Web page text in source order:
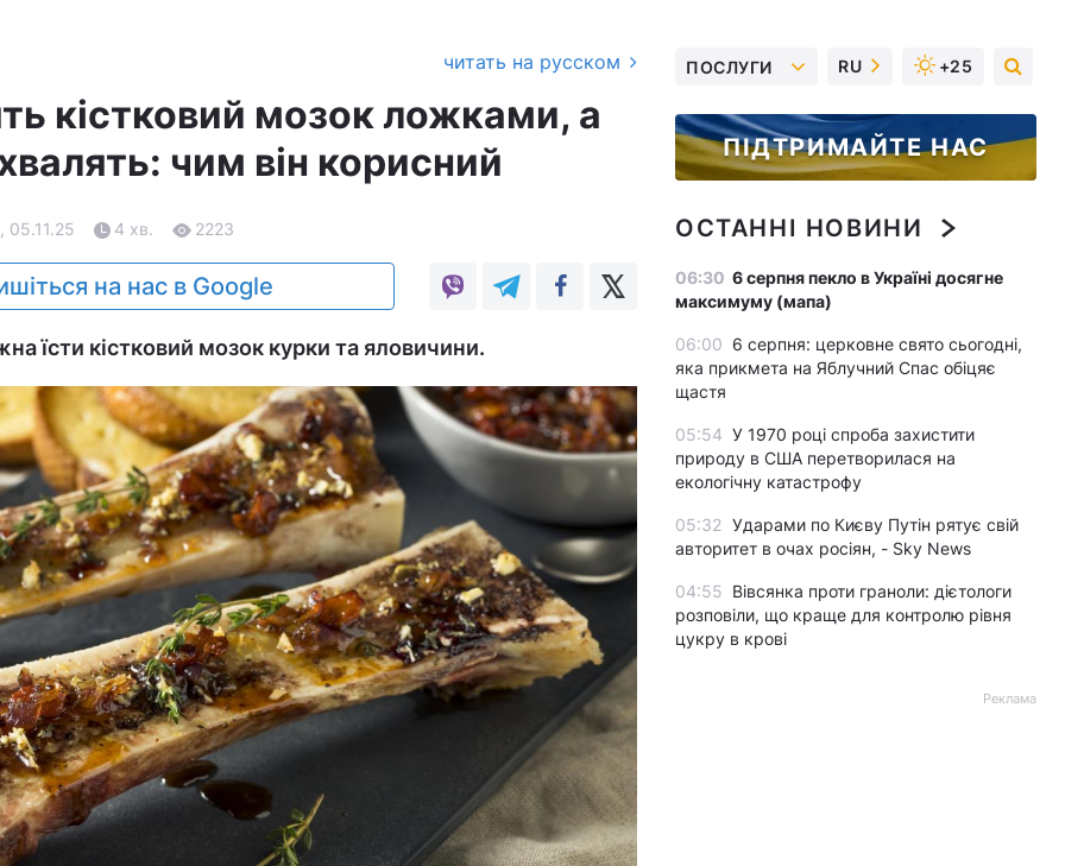
читать на русском
кістковий мозок ложками, а
чим він корисний
05.11.25 4 хв. 2223
на нас в Google
їсти кістковий мозок курки та яловичини.
ПОСЛУГИ RU +25
ПІДТРИМАЙТЕ НАС
ОСТАННІ НОВИНИ
06:30 6 серпня пекло в Україні досягне
максимуму (мапа)
06:00 6 серпня: церковне свято сьогодні,
яка прикмета на Яблучний Спас обіцяє
щастя
05:54 У 1970 році спроба захистити
природу в США перетворилася на
екологічну катастрофу
05:32 Ударами по Києву Путін рятує свій
авторитет в очах росіян, - Sky News
04:55 Вівсянка проти граноли: дієтологи
розповіли, що краще для контролю рівня
цукру в крові
Реклама